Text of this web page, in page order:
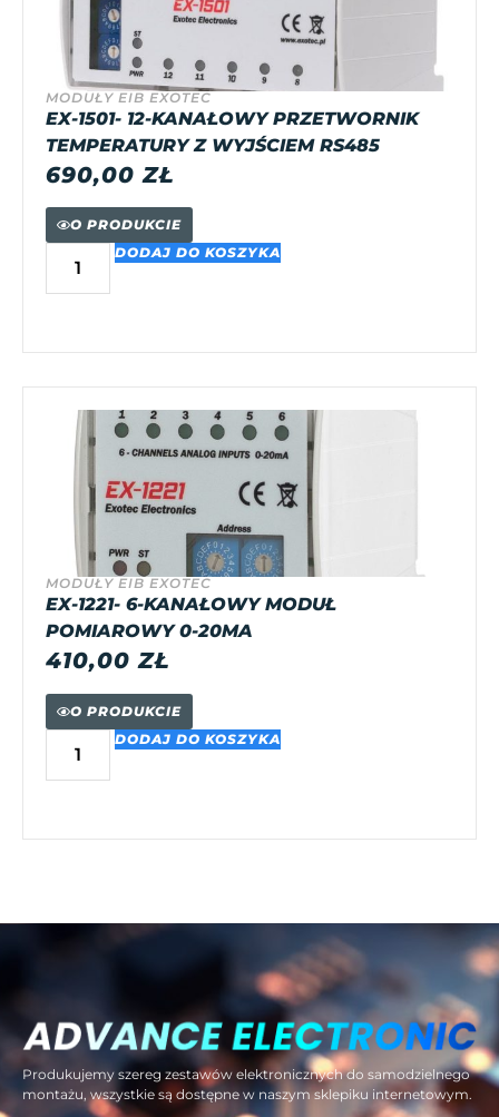
MODUŁY EIB EXOTEC
EX-1501- 12-KANAŁOWY PRZETWORNIK
TEMPERATURY Z WYJŚCIEM RS485
690,00ZŁ
O PRODUKCIE
DODAJ DO KOSZYKA
MODUŁY EIB EXOTEC
EX-1221- 6-KANAŁOWY MODUŁ
POMIAROWY 0-20MA
410,00ZŁ
O PRODUKCIE
DODAJ DO KOSZYKA
Produkujemy szereg zestawów elektronicznych do samodzielnego
montażu, wszystkie są dostępne w naszym sklepiku internetowym.